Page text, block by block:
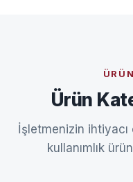
Ürün
İşletmenizin
kullanımlık